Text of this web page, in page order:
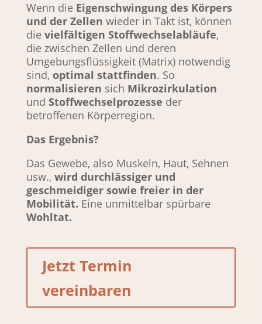
Wenn die Eigenschwingung des Körpers
und der Zellen wieder in Takt ist, können
die vielfältigen Stoffwechselabläufe,
die zwischen Zellen und deren
Umgebungsflüssigkeit (Matrix) notwendig
sind, optimal stattfinden. So
normalisieren sich Mikrozirkulation
und Stoffwechselprozesse der
betroffenen Körperregion.
Das Ergebnis?
Das Gewebe, also Muskeln, Haut, Sehnen
usw., wird durchlässiger und
geschmeidiger sowie freier in der
Mobilität. Eine unmittelbar spürbare
Wohltat.
Jetzt Termin
vereinbaren